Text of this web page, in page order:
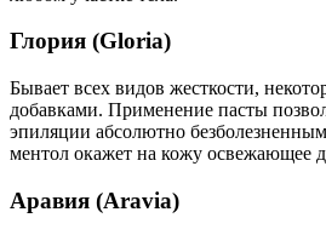
Глория (Gloria)
Бывает всех видов жесткости,
добавками. Применение пасты
эпиляции абсолютно
ментол окажет на кожу освежающее
Аравия (Aravia)